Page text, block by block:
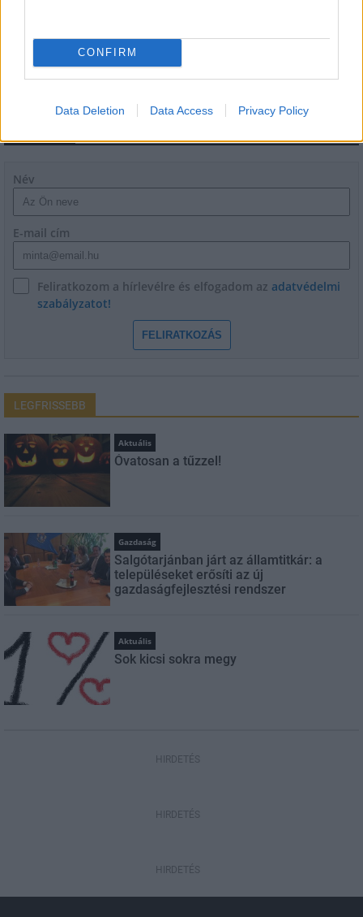
CONFIRM
Data Deletion Data Access Privacy Policy
Név
E-mail cím
Feliratkozom a hírlevélre és elfogadom az adatvédelmi
szabályzatot!
FELIRATKOZÁS
LEGFRISSEBB
Aktuális
Óvatosan a tűzzel!
Gazdaság
Salgótarjánban járt az államtitkár: a
településeket erősíti az új
gazdaságfejlesztési rendszer
Aktuális
Sok kicsi sokra megy
HIRDETÉS
HIRDETÉS
HIRDETÉS